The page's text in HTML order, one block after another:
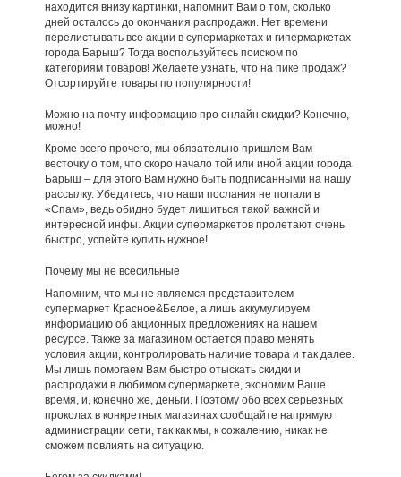
находится внизу картинки, напомнит Вам о том, сколько
дней осталось до окончания распродажи. Нет времени
перелистывать все акции в супермаркетах и гипермаркетах
города Барыш? Тогда воспользуйтесь поиском по
категориям товаров! Желаете узнать, что на пике продаж?
Отсортируйте товары по популярности!
Можно на почту информацию про онлайн скидки? Конечно,
можно!
Кроме всего прочего, мы обязательно пришлем Вам
весточку о том, что скоро начало той или иной акции города
Барыш – для этого Вам нужно быть подписанными на нашу
рассылку. Убедитесь, что наши послания не попали в
«Спам», ведь обидно будет лишиться такой важной и
интересной инфы. Акции супермаркетов пролетают очень
быстро, успейте купить нужное!
Почему мы не всесильные
Напомним, что мы не являемся представителем
супермаркет Красное&Белое, а лишь аккумулируем
информацию об акционных предложениях на нашем
ресурсе. Также за магазином остается право менять
условия акции, контролировать наличие товара и так далее.
Мы лишь помогаем Вам быстро отыскать скидки и
распродажи в любимом супермаркете, экономим Ваше
время, и, конечно же, деньги. Поэтому обо всех серьезных
проколах в конкретных магазинах сообщайте напрямую
администрации сети, так как мы, к сожалению, никак не
сможем повлиять на ситуацию.